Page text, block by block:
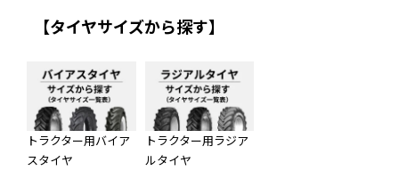
【タイヤサイズから探す】
トラクター用バイア
スタイヤ
トラクター用ラジア
ルタイヤ